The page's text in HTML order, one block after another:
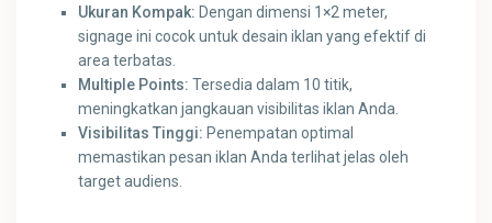
Ukuran Kompak: Dengan dimensi 1×2 meter,
signage ini cocok untuk desain iklan yang efektif di
area terbatas.
Multiple Points: Tersedia dalam 10 titik,
meningkatkan jangkauan visibilitas iklan Anda.
Visibilitas Tinggi: Penempatan optimal
memastikan pesan iklan Anda terlihat jelas oleh
target audiens.